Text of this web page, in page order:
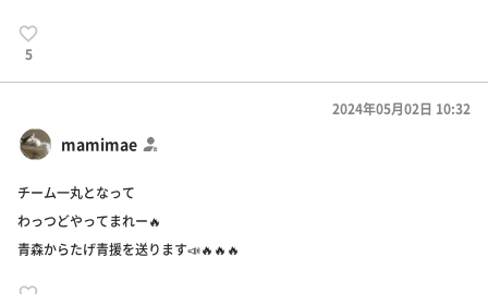
5
mamimae
2024年05月02日 10:32
チーム一丸となって
わっつどやってまれー🔥
青森からたげ青援を送ります📣🔥🔥🔥